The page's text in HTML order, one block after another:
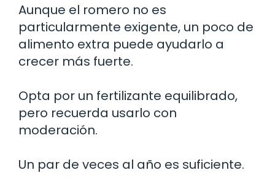
Aunque el romero no es
particularmente exigente, un poco de
alimento extra puede ayudarlo a
crecer más fuerte.
Opta por un fertilizante equilibrado,
pero recuerda usarlo con
moderación.
Un par de veces al año es suficiente.